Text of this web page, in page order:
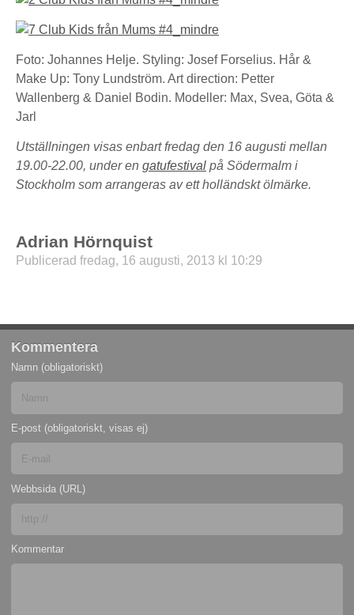
Foto: Johannes Helje. Styling: Josef Forselius. Hår &
Make Up: Tony Lundström. Art direction: Petter
Wallenberg & Daniel Bodin. Modeller: Max, Svea, Göta &
Jarl
Utställningen visas enbart fredag den 16 augusti mellan
19.00-22.00, under en gatufestival på Södermalm i
Stockholm som arrangeras av ett holländskt ölmärke.
Adrian Hörnquist
Publicerad fredag, 16 augusti, 2013 kl 10:29
Kommentera
Namn (obligatoriskt)
E-post (obligatoriskt, visas ej)
Webbsida (URL)
Kommentar